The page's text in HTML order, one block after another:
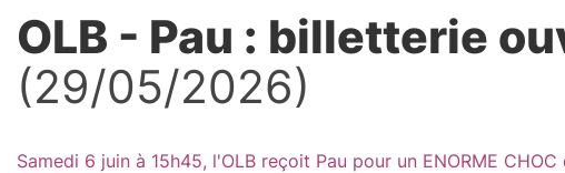
OLB - Pau : billetterie
(29/05/2026)
Samedi 6 juin à 15h45, l'OLB reçoit Pau pour un ENORME